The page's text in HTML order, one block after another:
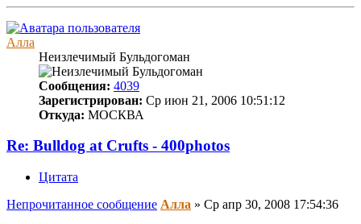
Алла
Неизлечимый Бульдогоман
Сообщения: 4039
Зарегистрирован: Ср июн 21, 2006 10:51:12
Откуда: МОСКВА
Re: Bulldog at Crufts - 400photos
Цитата
Непрочитанное сообщение Алла » Ср апр 30, 2008 17:54:36